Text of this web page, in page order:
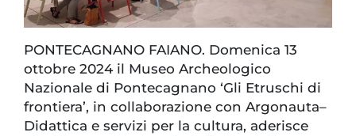
PONTECAGNANO FAIANO. Domenica 13
ottobre 2024 il Museo Archeologico
Nazionale di Pontecagnano ‘Gli Etruschi di
frontiera’, in collaborazione con Argonauta–
Didattica e servizi per la cultura, aderisce